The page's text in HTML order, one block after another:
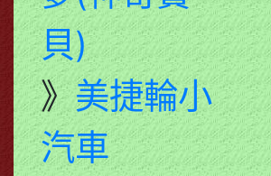
貝)
》美捷輪小
汽車